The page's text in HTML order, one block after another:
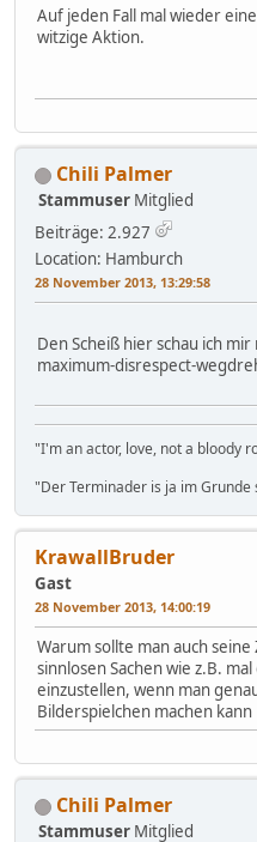
Auf jeden Fall mal wieder
witzige Aktion.
Chili Palmer
Stammuser Mitglied
Beiträge: 2.927
Location: Hamburch
28 November 2013, 13:29:58
Den Scheiß hier schau ich
maximum-disrespect-
"I'm an actor, love, not a bloody
"Der Terminader is ja im Grunde
KrawallBruder
Gast
28 November 2013, 14:00:19
Warum sollte man auch
sinnlosen Sachen wie z.B.
einzustellen, wenn man
Bilderspielchen machen
Chili Palmer
Stammuser Mitglied